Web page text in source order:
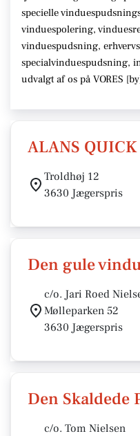
specielle
vinduespolering,
vinduespudsning,
specialvinduespudsning,
udvalgt af os på VORES [by
ALANS QUICK
Troldhøj 12
3630 Jægerspris
Den gule
c/o. Jari Roed
Mølleparken 52
3630 Jægerspris
Den Skaldede
c/o. Tom Nielsen